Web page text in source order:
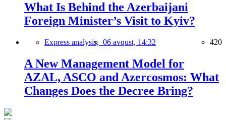
What Is Behind the Azerbaijani
Foreign Minister’s Visit to Kyiv?
Express analysis, 06 avqust, 14:32 420
A New Management Model for
AZAL, ASCO and Azercosmos: What
Changes Does the Decree Bring?